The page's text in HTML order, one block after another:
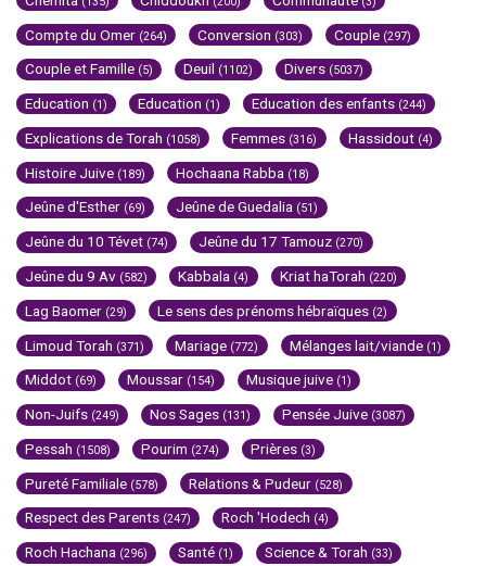
Compte du Omer (264) Conversion (303) Couple (297)
Couple et Famille (5) Deuil (1102) Divers (5037)
Education (1) Education (1) Education des enfants (244)
Explications de Torah (1058) Femmes (316) Hassidout (4)
Histoire Juive (189) Hochaana Rabba (18)
Jeûne d'Esther (69) Jeûne de Guedalia (51)
Jeûne du 10 Tévet (74) Jeûne du 17 Tamouz (270)
Jeûne du 9 Av (582) Kabbala (4) Kriat haTorah (220)
Lag Baomer (29) Le sens des prénoms hébraïques (2)
Limoud Torah (371) Mariage (772) Mélanges lait/viande (1)
Middot (69) Moussar (154) Musique juive (1)
Non-Juifs (249) Nos Sages (131) Pensée Juive (3087)
Pessah (1508) Pourim (274) Prières (3)
Pureté Familiale (578) Relations & Pudeur (528)
Respect des Parents (247) Roch 'Hodech (4)
Roch Hachana (296) Santé (1) Science & Torah (33)